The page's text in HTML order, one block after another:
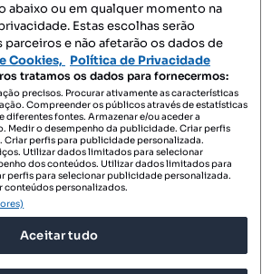
SIGA-NOS:
DESCARREGAR NA:
abaixo ou em qualquer momento na
Estas escolhas serão
parceiros e não afetarão os dados de
Cookies, Política de Privacidade
tratamos os dados para fornecermos:
precisos. Procurar ativamente as características
Compreender os públicos através de estatísticas
diferentes fontes. Armazenar e/ou aceder a
Medir o desempenho da publicidade. Criar perfis
Criar perfis para publicidade personalizada.
Utilizar dados limitados para selecionar
dos conteúdos. Utilizar dados limitados para
perfis para selecionar publicidade personalizada.
conteúdos personalizados.
Aceitar tudo